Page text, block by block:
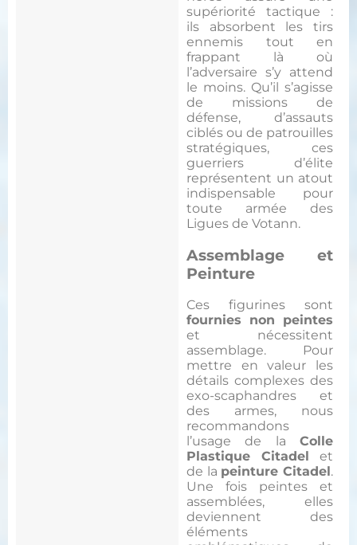
supériorité tactique :
ils absorbent les tirs
ennemis tout en
frappant là où
l’adversaire s’y attend
le moins. Qu’il s’agisse
de missions de
défense, d’assauts
ciblés ou de patrouilles
stratégiques, ces
guerriers d’élite
représentent un atout
indispensable pour
toute armée des
Ligues de Votann.
Assemblage et
Peinture
Ces figurines sont
fournies non peintes
et nécessitent
assemblage. Pour
mettre en valeur les
détails complexes des
exo-scaphandres et
des armes, nous
recommandons
l’usage de la Colle
Plastique Citadel
et
de la peinture Citadel .
Une fois peintes et
assemblées, elles
deviennent des
éléments